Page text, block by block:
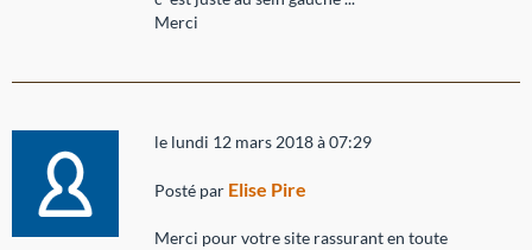
Merci
le lundi 12 mars 2018 à 07:29
Posté par Elise Pire
Merci pour votre site rassurant en toute